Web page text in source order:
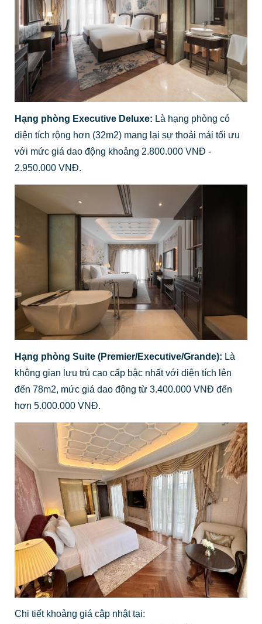
Hạng phòng Executive Deluxe: Là hạng phòng có
diện tích rộng hơn (32m2) mang lại sự thoải mái tối ưu
với mức giá dao động khoảng 2.800.000 VNĐ -
2.950.000 VNĐ.
Hạng phòng Suite (Premier/Executive/Grande): Là
không gian lưu trú cao cấp bậc nhất với diện tích lên
đến 78m2, mức giá dao động từ 3.400.000 VNĐ đến
hơn 5.000.000 VNĐ.
Chi tiết khoảng giá cập nhật tại: